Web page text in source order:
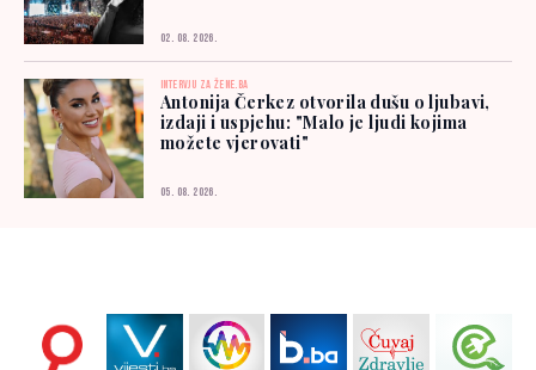
02. 08. 2026.
INTERVJU ZA ŽENE.BA
Antonija Čerkez otvorila dušu o ljubavi,
izdaji i uspjehu: "Malo je ljudi kojima
možete vjerovati"
05. 08. 2026.